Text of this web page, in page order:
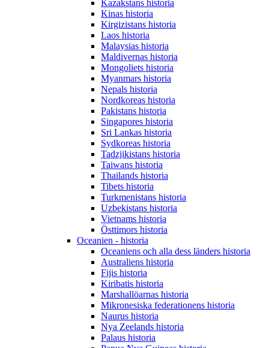
Kazakstans historia
Kinas historia
Kirgizistans historia
Laos historia
Malaysias historia
Maldivernas historia
Mongoliets historia
Myanmars historia
Nepals historia
Nordkoreas historia
Pakistans historia
Singapores historia
Sri Lankas historia
Sydkoreas historia
Tadzjikistans historia
Taiwans historia
Thailands historia
Tibets historia
Turkmenistans historia
Uzbekistans historia
Vietnams historia
Östtimors historia
Oceanien - historia
Oceaniens och alla dess länders historia
Australiens historia
Fijis historia
Kiribatis historia
Marshallöarnas historia
Mikronesiska federationens historia
Naurus historia
Nya Zeelands historia
Palaus historia